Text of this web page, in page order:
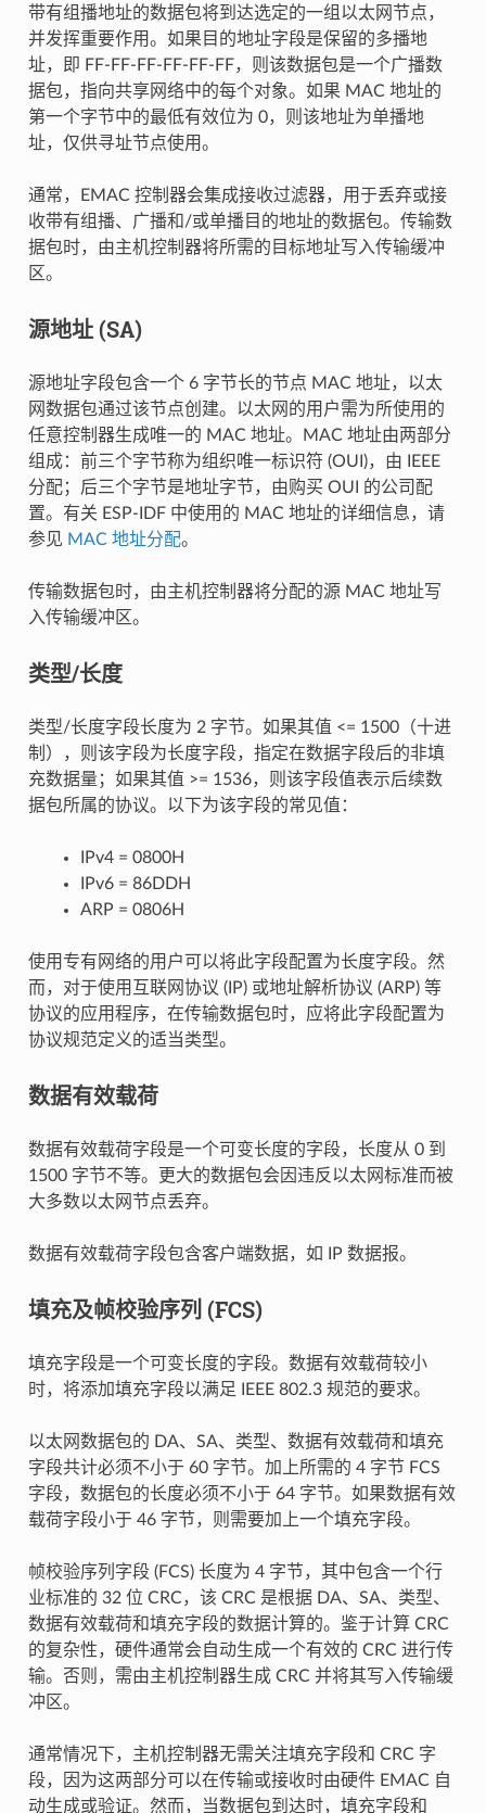
带有组播地址的数据包将到达选定的一组以太网节点，
并发挥重要作用。如果目的地址字段是保留的多播地
址，即 FF-FF-FF-FF-FF-FF，则该数据包是一个广播数
据包，指向共享网络中的每个对象。如果 MAC 地址的
第一个字节中的最低有效位为 0，则该地址为单播地
址，仅供寻址节点使用。
通常，EMAC 控制器会集成接收过滤器，用于丢弃或接
收带有组播、广播和/或单播目的地址的数据包。传输数
据包时，由主机控制器将所需的目标地址写入传输缓冲
区。
源地址 (SA)
源地址字段包含一个 6 字节长的节点 MAC 地址，以太
网数据包通过该节点创建。以太网的用户需为所使用的
任意控制器生成唯一的 MAC 地址。MAC 地址由两部分
组成：前三个字节称为组织唯一标识符 (OUI)，由 IEEE
分配；后三个字节是地址字节，由购买 OUI 的公司配
置。有关 ESP-IDF 中使用的 MAC 地址的详细信息，请
参见 MAC 地址分配。
传输数据包时，由主机控制器将分配的源 MAC 地址写
入传输缓冲区。
类型/长度
类型/长度字段长度为 2 字节。如果其值 <= 1500（十进
制），则该字段为长度字段，指定在数据字段后的非填
充数据量；如果其值 >= 1536，则该字段值表示后续数
据包所属的协议。以下为该字段的常见值：
IPv4 = 0800H
IPv6 = 86DDH
ARP = 0806H
使用专有网络的用户可以将此字段配置为长度字段。然
而，对于使用互联网协议 (IP) 或地址解析协议 (ARP) 等
协议的应用程序，在传输数据包时，应将此字段配置为
协议规范定义的适当类型。
数据有效载荷
数据有效载荷字段是一个可变长度的字段，长度从 0 到
1500 字节不等。更大的数据包会因违反以太网标准而被
大多数以太网节点丢弃。
数据有效载荷字段包含客户端数据，如 IP 数据报。
填充及帧校验序列 (FCS)
填充字段是一个可变长度的字段。数据有效载荷较小
时，将添加填充字段以满足 IEEE 802.3 规范的要求。
以太网数据包的 DA、SA、类型、数据有效载荷和填充
字段共计必须不小于 60 字节。加上所需的 4 字节 FCS
字段，数据包的长度必须不小于 64 字节。如果数据有效
载荷字段小于 46 字节，则需要加上一个填充字段。
帧校验序列字段 (FCS) 长度为 4 字节，其中包含一个行
业标准的 32 位 CRC，该 CRC 是根据 DA、SA、类型、
数据有效载荷和填充字段的数据计算的。鉴于计算 CRC
的复杂性，硬件通常会自动生成一个有效的 CRC 进行传
输。否则，需由主机控制器生成 CRC 并将其写入传输缓
冲区。
通常情况下，主机控制器无需关注填充字段和 CRC 字
段，因为这两部分可以在传输或接收时由硬件 EMAC 自
动生成或验证。然而，当数据包到达时，填充字段和